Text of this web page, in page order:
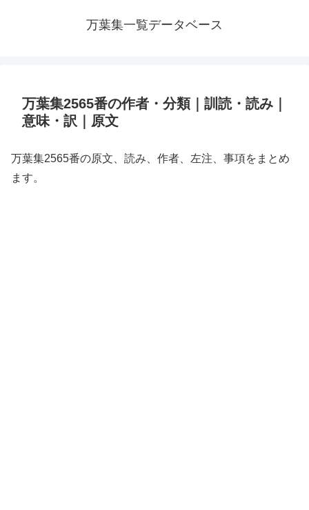
万葉集一覧データベース
万葉集2565番の作者・分類｜訓読・読み｜
意味・訳｜原文
万葉集2565番の原文、読み、作者、左注、事項をまとめ
ます。